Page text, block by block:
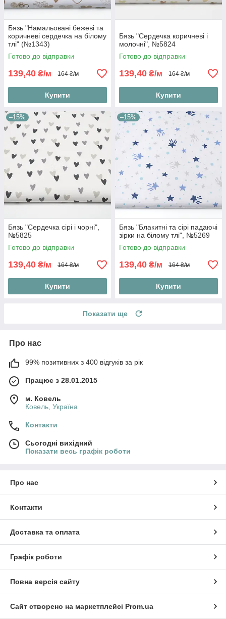
Бязь "Намальовані бежеві та
коричневі сердечка на білому
тлі" (№1343)
Готово до відправки
139,40 ₴/м 164 ₴/м
Купити
Бязь "Сердечка коричневі і
молочні", №5824
Готово до відправки
139,40 ₴/м 164 ₴/м
Купити
–15%
Бязь "Сердечка сірі і чорні",
№5825
Готово до відправки
139,40 ₴/м 164 ₴/м
Купити
–15%
Бязь "Блакитні та сірі падаючі
зірки на білому тлі", №5269
Готово до відправки
139,40 ₴/м 164 ₴/м
Купити
Показати ще
Про нас
99% позитивних з 400 відгуків за рік
Працює з 28.01.2015
м. Ковель
Ковель, Україна
Контакти
Сьогодні вихідний
Показати весь графік роботи
Про нас
Контакти
Доставка та оплата
Графік роботи
Повна версія сайту
Сайт створено на маркетплейсі Prom.ua